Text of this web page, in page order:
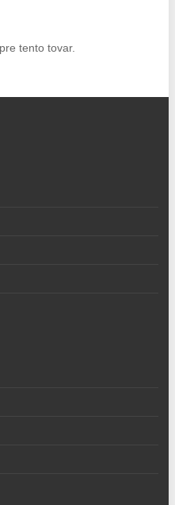
tento tovar.